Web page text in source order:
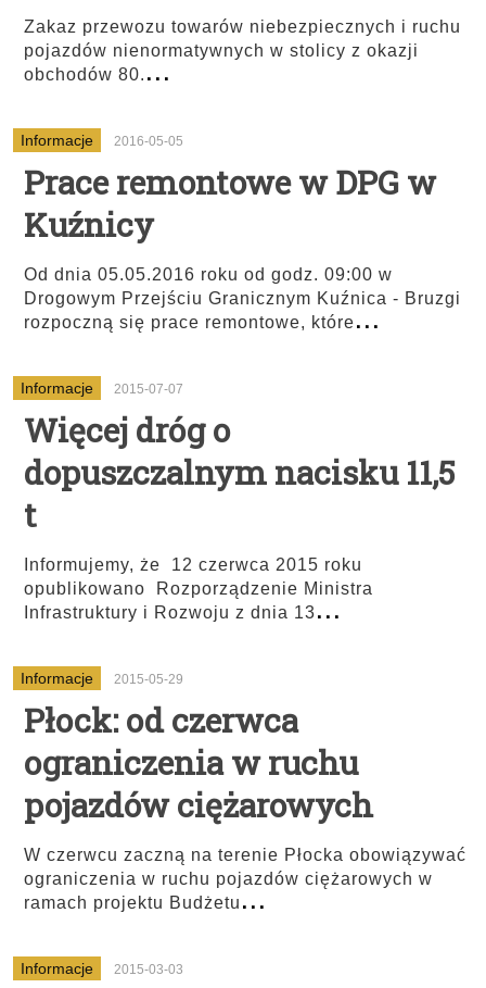
Zakaz przewozu towarów niebezpiecznych i ruchu
pojazdów nienormatywnych w stolicy z okazji
obchodów 80....
Informacje 2016-05-05
Prace remontowe w DPG w
Kuźnicy
Od dnia 05.05.2016 roku od godz. 09:00 w
Drogowym Przejściu Granicznym Kuźnica - Bruzgi
rozpoczną się prace remontowe, które...
Informacje 2015-07-07
Więcej dróg o
dopuszczalnym nacisku 11,5
t
Informujemy, że 12 czerwca 2015 roku
opublikowano Rozporządzenie Ministra
Infrastruktury i Rozwoju z dnia 13...
Informacje 2015-05-29
Płock: od czerwca
ograniczenia w ruchu
pojazdów ciężarowych
W czerwcu zaczną na terenie Płocka obowiązywać
ograniczenia w ruchu pojazdów ciężarowych w
ramach projektu Budżetu ...
Informacje 2015-03-03